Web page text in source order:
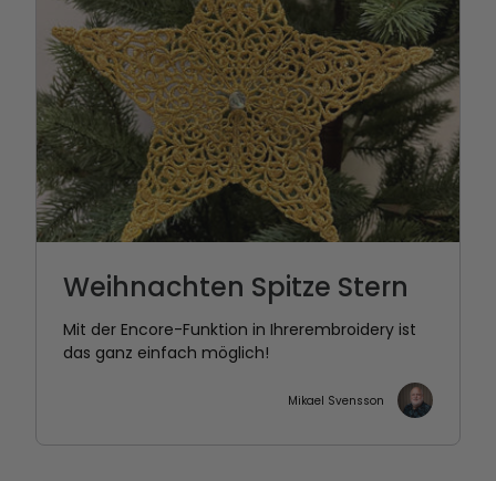
Weihnachten Spitze Stern
Mit der Encore-Funktion in Ihrerembroidery ist
das ganz einfach möglich!
Mikael Svensson